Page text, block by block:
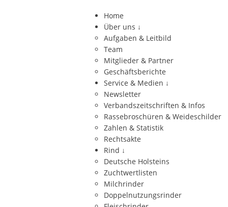
Home
Über uns ↓
Aufgaben & Leitbild
Team
Mitglieder & Partner
Geschäftsberichte
Service & Medien ↓
Newsletter
Verbandszeitschriften & Infos
Rassebroschüren & Weideschilder
Zahlen & Statistik
Rechtsakte
Rind ↓
Deutsche Holsteins
Zuchtwertlisten
Milchrinder
Doppelnutzungsrinder